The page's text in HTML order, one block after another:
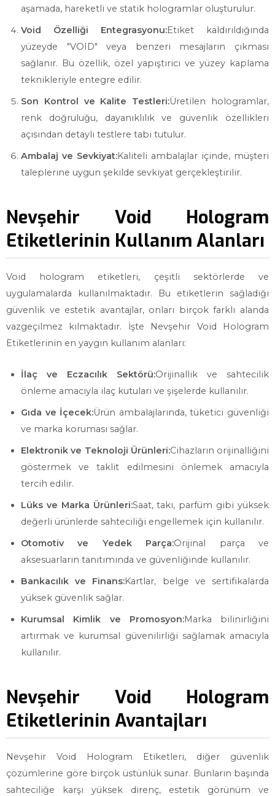
aşamada, hareketli ve statik hologramlar oluşturulur.
Void Özelliği Entegrasyonu:Etiket kaldırıldığında
yüzeyde "VOID" veya benzeri mesajların çıkması
sağlanır. Bu özellik, özel yapıştırıcı ve yüzey kaplama
teknikleriyle entegre edilir.
Son Kontrol ve Kalite Testleri:Üretilen hologramlar,
renk doğruluğu, dayanıklılık ve güvenlik özellikleri
açısından detaylı testlere tabi tutulur.
Ambalaj ve Sevkiyat:Kaliteli ambalajlar içinde, müşteri
taleplerine uygun şekilde sevkiyat gerçekleştirilir.
Nevşehir Void Hologram
Etiketlerinin Kullanım Alanları
Void hologram etiketleri, çeşitli sektörlerde ve
uygulamalarda kullanılmaktadır. Bu etiketlerin sağladığı
güvenlik ve estetik avantajlar, onları birçok farklı alanda
vazgeçilmez kılmaktadır. İşte Nevşehir Void Hologram
Etiketlerinin en yaygın kullanım alanları:
İlaç ve Eczacılık Sektörü:Orijinallik ve sahtecilik
önleme amacıyla ilaç kutuları ve şişelerde kullanılır.
Gıda ve İçecek:Ürün ambalajlarında, tüketici güvenliği
ve marka koruması sağlar.
Elektronik ve Teknoloji Ürünleri:Cihazların orijinalliğini
göstermek ve taklit edilmesini önlemek amacıyla
tercih edilir.
Lüks ve Marka Ürünleri:Saat, takı, parfüm gibi yüksek
değerli ürünlerde sahteciliği engellemek için kullanılır.
Otomotiv ve Yedek Parça:Orijinal parça ve
aksesuarların tanıtımında ve güvenliğinde kullanılır.
Bankacılık ve Finans:Kartlar, belge ve sertifikalarda
yüksek güvenlik sağlar.
Kurumsal Kimlik ve Promosyon:Marka bilinirliğini
artırmak ve kurumsal güvenilirliği sağlamak amacıyla
kullanılır.
Nevşehir Void Hologram
Etiketlerinin Avantajları
Nevşehir Void Hologram Etiketleri, diğer güvenlik
çözümlerine göre birçok üstünlük sunar. Bunların başında
sahteciliğe karşı yüksek direnç, estetik görünüm ve